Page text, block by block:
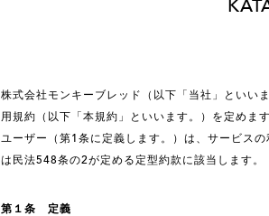
株式会社モンキーブレッド（以下「当社」といい
用規約（以下「本規約」といいます。）を定めます
ユーザー（第1条に定義します。）は、サービス
は民法548条の2が定める定型約款に該当します。
第１条 定義